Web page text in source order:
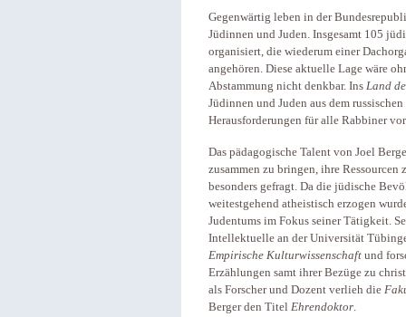
Gegenwärtig leben in der
Jüdinnen und Juden. Insgesamt 105
organisiert, die wiederum einer
angehören. Diese aktuelle Lage wäre
Abstammung nicht denkbar. Ins Land
Jüdinnen und Juden aus dem
Herausforderungen für alle Rabbiner
Das pädagogische Talent von Joel
zusammen zu bringen, ihre
besonders gefragt. Da die jüdische
weitestgehend atheistisch erzogen
Judentums im Fokus seiner Tätigkeit.
Intellektuelle an der Universität
Empirische Kulturwissenschaft und
Erzählungen samt ihrer Bezüge zu
als Forscher und Dozent verlieh die
Berger den Titel Ehrendoktor.